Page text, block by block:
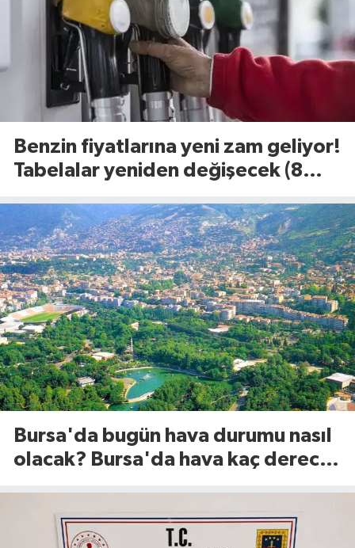
Benzin fiyatlarına yeni zam geliyor!
Tabelalar yeniden değişecek (8
Bursa'da bugün hava durumu nasıl
olacak? Bursa'da hava kaç derece?